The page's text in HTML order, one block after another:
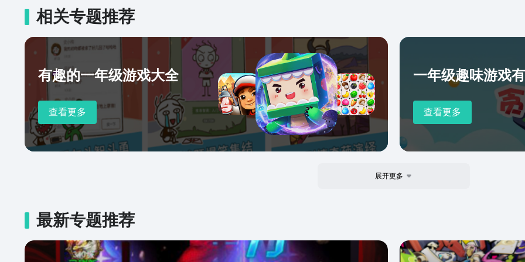
相关专题推荐
有趣的一年级游戏大全
查看更多
一年级趣味游戏
查看更多
展开更多
最新专题推荐